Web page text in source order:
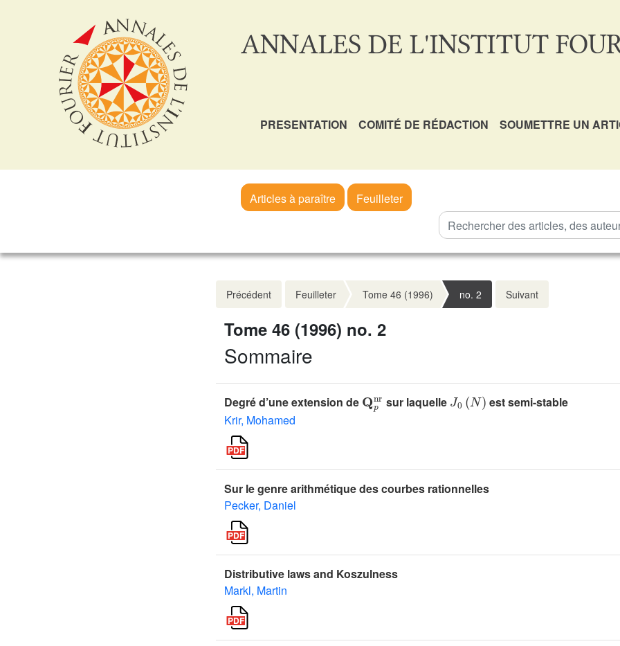
ANNALES DE L'INSTITUT
PRESENTATION COMITÉ DE RÉDACTION SOUMETTRE UN
Articles à paraître Feuilleter
Précédent Feuilleter Tome 46 (1996) no. 2 Suivant
Tome 46 (1996) no. 2
Sommaire
Degré d’une extension de sur laquelle
(N )
est semi-stable
Krir, Mohamed
Sur le genre arithmétique des courbes rationnelles
Pecker, Daniel
Distributive laws and Koszulness
Markl, Martin